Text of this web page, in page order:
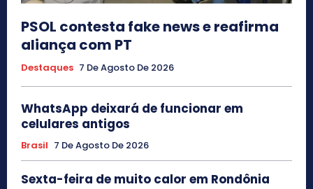
PSOL contesta fake news e reafirma
aliança com PT
Destaques 7 De Agosto De 2026
WhatsApp deixará de funcionar em
celulares antigos
Brasil 7 De Agosto De 2026
Sexta-feira de muito calor em Rondônia